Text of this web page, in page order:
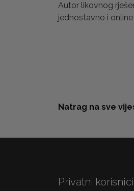
Autor likovnog
jednostavno i
Natrag na sve
Privatni korisnici